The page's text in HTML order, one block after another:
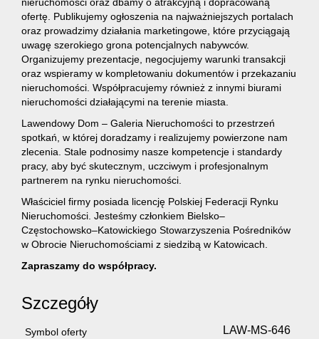
nieruchomości oraz dbamy o atrakcyjną i dopracowaną
ofertę. Publikujemy ogłoszenia na najważniejszych portalach
oraz prowadzimy działania marketingowe, które przyciągają
uwagę szerokiego grona potencjalnych nabywców.
Organizujemy prezentacje, negocjujemy warunki transakcji
oraz wspieramy w kompletowaniu dokumentów i przekazaniu
nieruchomości. Współpracujemy również z innymi biurami
nieruchomości działającymi na terenie miasta.
Lawendowy Dom – Galeria Nieruchomości to przestrzeń
spotkań, w której doradzamy i realizujemy powierzone nam
zlecenia. Stale podnosimy nasze kompetencje i standardy
pracy, aby być skutecznym, uczciwym i profesjonalnym
partnerem na rynku nieruchomości.
Właściciel firmy posiada licencję Polskiej Federacji Rynku
Nieruchomości. Jesteśmy członkiem Bielsko–
Częstochowsko–Katowickiego Stowarzyszenia Pośredników
w Obrocie Nieruchomościami z siedzibą w Katowicach.
Zapraszamy do współpracy.
Szczegóły
Symbol oferty LAW-MS-646